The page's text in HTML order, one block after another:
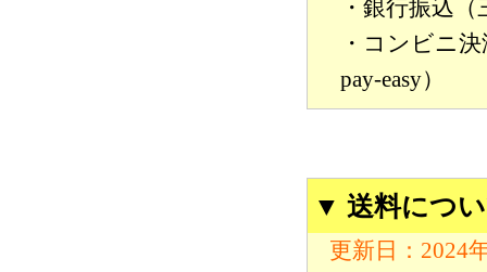
・銀行振込
・コンビニ
pay-easy）
▼ 送料につ
更新日：2024